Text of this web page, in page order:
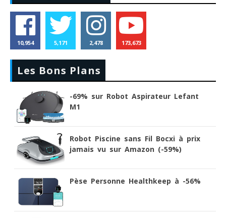
10,954 5,171 2,478 173,673
Les Bons Plans
-69% sur Robot Aspirateur Lefant
M1
Robot Piscine sans Fil Bocxi à prix
jamais vu sur Amazon (-59%)
Pèse Personne Healthkeep à -56%